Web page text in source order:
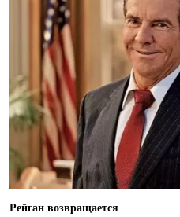
Рейган возвращается